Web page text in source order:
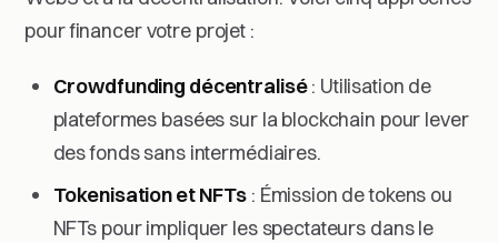
pour financer votre projet :
Crowdfunding décentralisé: Utilisation de
plateformes basées sur la blockchain pour lever
des fonds sans intermédiaires.
Tokenisation et NFTs : Émission de tokens ou
NFTs pour impliquer les spectateurs dans le